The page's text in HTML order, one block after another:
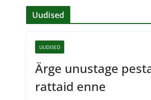
Uudised
UUDISED
Ärge unustage
rattaid enne